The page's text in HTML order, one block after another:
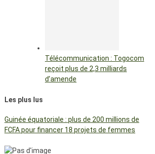
Télécommunication : Togocom
reçoit plus de 2,3 milliards
d’amende
Les plus lus
Guinée équatoriale : plus de 200 millions de
FCFA pour financer 18 projets de femmes